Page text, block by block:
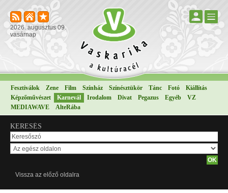
2026. augusztus 09.
vasárnap
Fesztiválok Zene Film Színház Színésztükör Tánc Fotó
Kiállítás
Képzőművészet
Karnevál Irodalom Divat Pegazus Egyéb
VZ
MEDIAWAVE
AlteRába
KERESÉS
Vissza az előző oldalra